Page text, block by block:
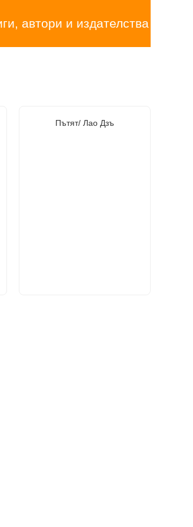
автори и издателства
Пътят/ Лао Дзъ